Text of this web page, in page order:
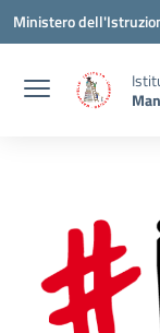
Vai ai contenuti
Vai al menu di
Vai al footer
Ministero